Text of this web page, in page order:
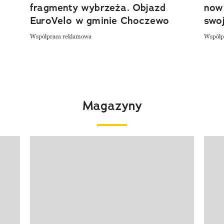
fragmenty wybrzeża. Objazd
EuroVelo w gminie Choczewo
Współpraca reklamowa
Magazyny